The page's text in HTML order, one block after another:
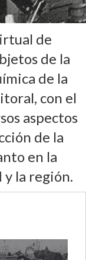
de
de la
de la
con el
aspectos
de la
en la
y la región.